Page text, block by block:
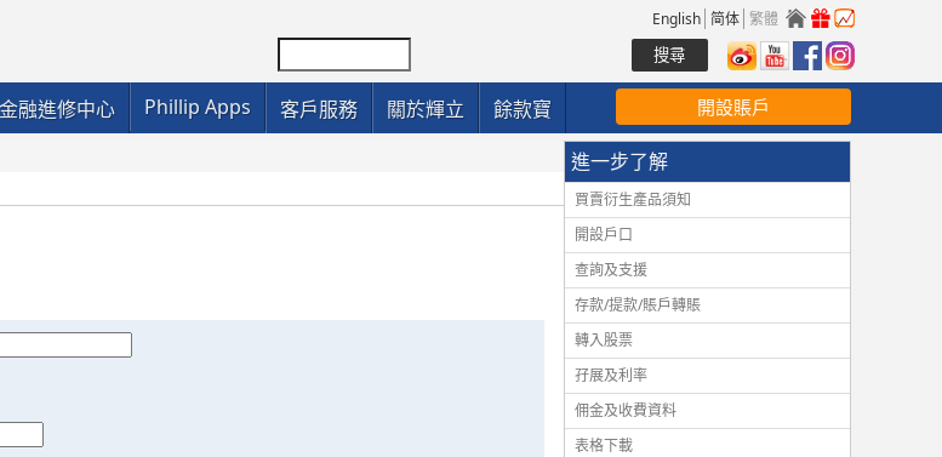
English 简体 繁體
金融進修中心 Phillip Apps 客戶服務 關於輝立 餘款寶 開設賬戶
進一步了解
買賣衍生產品須知
開設戶口
查詢及支援
存款/提款/賬戶轉賬
轉入股票
孖展及利率
佣金及收費資料
表格下載